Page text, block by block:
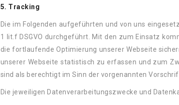
5. Tracking
Die im Folgenden aufgeführten und von uns
1 lit.f DSGVO durchgeführt. Mit den zum Einsatz
die fortlaufende Optimierung unserer Webseite
unserer Webseite statistisch zu erfassen und zum
sind als berechtigt im Sinn der vorgenannten
Die jeweiligen Datenverarbeitungszwecke und